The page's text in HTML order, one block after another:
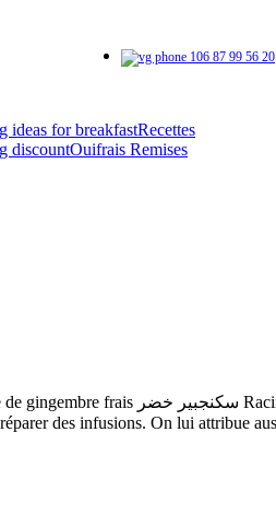
06 87 99 56 20
Recettes
Ouifrais Remises